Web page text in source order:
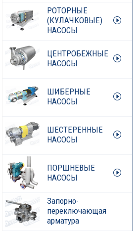
РОТОРНЫЕ
(КУЛАЧКОВЫЕ)
НАСОСЫ
ЦЕНТРОБЕЖНЫЕ
НАСОСЫ
ШИБЕРНЫЕ
НАСОСЫ
ШЕСТЕРЕННЫЕ
НАСОСЫ
ПОРШНЕВЫЕ
НАСОСЫ
Запорно-
переключающая
арматура